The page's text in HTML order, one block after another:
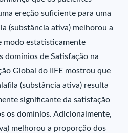
ereção suficiente para uma
(substância ativa) melhorou a
modo estatisticamente
domínios de Satisfação na
Global do IIFE mostrou que
(substância ativa) resulta
significante da satisfação
os domínios. Adicionalmente,
melhorou a proporção dos